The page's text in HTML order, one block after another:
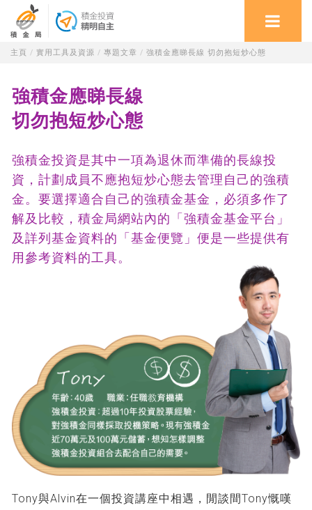
主頁 / 實用工具及資源 / 專題文章 / 強積金應睇長線 切勿抱短炒心態
強積金應睇長線
切勿抱短炒心態
強積金投資是其中一項為退休而準備的長線投
資，計劃成員不應抱短炒心態去管理自己的強積
金。要選擇適合自己的強積金基金，必須多作了
解及比較，積金局網站內的「強積金基金平台」
及詳列基金資料的「基金便覽」便是一些提供有
用參考資料的工具。
Tony與Alvin在一個投資講座中相遇，閒談間Tony慨嘆